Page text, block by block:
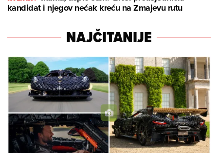
kandidat i njegov nećak kreću na Zmajevu rutu
NAJČITANIJE